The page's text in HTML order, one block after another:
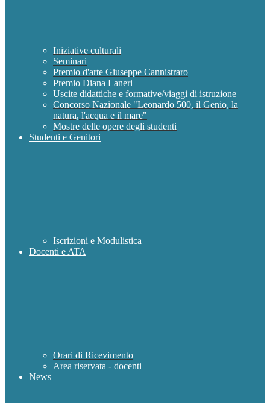
Iniziative culturali
Seminari
Premio d'arte Giuseppe Cannistraro
Premio Diana Laneri
Uscite didattiche e formative/viaggi di istruzione
Concorso Nazionale "Leonardo 500, il Genio, la
natura, l'acqua e il mare"
Mostre delle opere degli studenti
Studenti e Genitori
Iscrizioni e Modulistica
Docenti e ATA
Orari di Ricevimento
Area riservata - docenti
News